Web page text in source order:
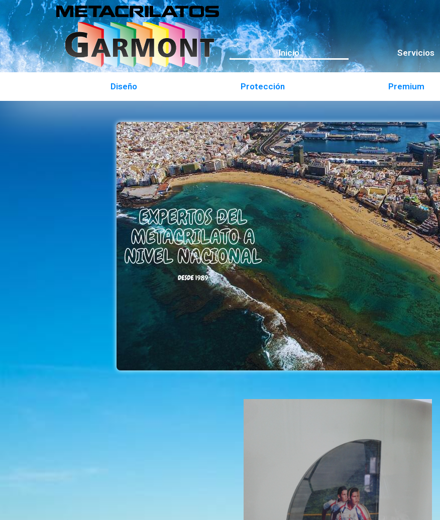
Inicio Servicios
Diseño Protección Premium